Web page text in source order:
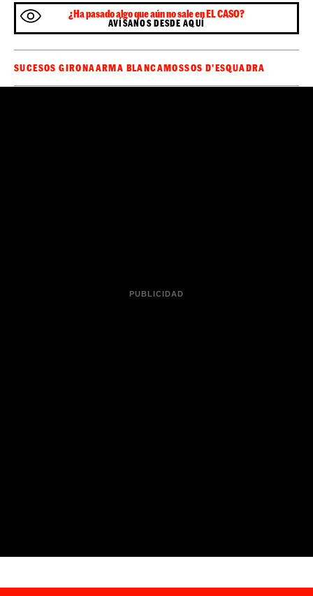
¿Ha pasado algo que aún no sale en EL CASO?
AVÍSANOS DESDE AQUÍ
SUCESOS GIRONAARMA BLANCAMOSSOS D'ESQUADRA